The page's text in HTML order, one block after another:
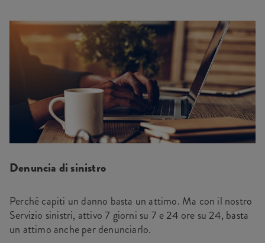
Denuncia di sinistro
Perché capiti un danno basta un attimo. Ma con il nostro
Servizio sinistri, attivo 7 giorni su 7 e 24 ore su 24, basta
un attimo anche per denunciarlo.